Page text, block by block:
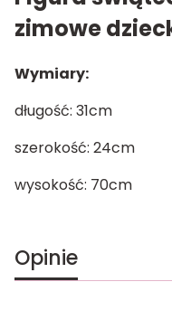
zimowe
Wymiary:
długość: 31cm
szerokość: 24cm
wysokość: 70cm
Opinie